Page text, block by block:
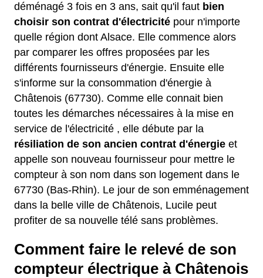
déménagé 3 fois en 3 ans, sait qu'il faut bien
choisir son contrat d'électricité pour n'importe
quelle région dont Alsace. Elle commence alors
par comparer les offres proposées par les
différents fournisseurs d'énergie. Ensuite elle
s'informe sur la consommation d'énergie à
Châtenois (67730). Comme elle connait bien
toutes les démarches nécessaires à la mise en
service de l'électricité , elle débute par la
résiliation de son ancien contrat d'énergie et
appelle son nouveau fournisseur pour mettre le
compteur à son nom dans son logement dans le
67730 (Bas-Rhin). Le jour de son emménagement
dans la belle ville de Châtenois, Lucile peut
profiter de sa nouvelle télé sans problèmes.
Comment faire le relevé de son
compteur électrique à Châtenois